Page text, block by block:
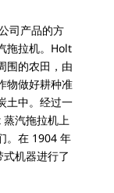
司产品的方
拖拉机。Holt
围的农田，由
物做好耕种准
土中。经过一
汽拖拉机上
。在 1904 年
机器进行了